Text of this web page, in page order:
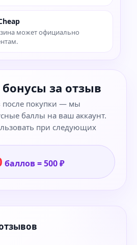
может официально
за отзыв
после покупки — мы
баллы на ваш аккаунт.
при следующих
баллов = 500 ₽